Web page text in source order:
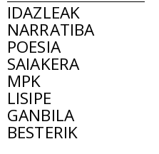
IDAZLEAK
NARRATIBA
POESIA
SAIAKERA
MPK
LISIPE
GANBILA
BESTERIK